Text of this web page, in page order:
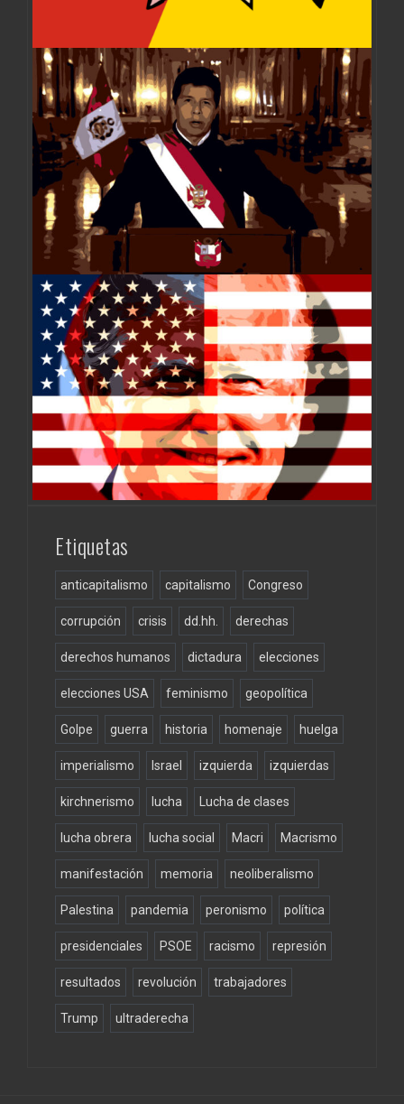
Etiquetas
anticapitalismo capitalismo Congreso
corrupción crisis dd.hh. derechas
derechos humanos dictadura elecciones
elecciones USA feminismo geopolítica
Golpe guerra historia homenaje huelga
imperialismo Israel izquierda izquierdas
kirchnerismo lucha Lucha de clases
lucha obrera lucha social Macri Macrismo
manifestación memoria neoliberalismo
Palestina pandemia peronismo política
presidenciales PSOE racismo represión
resultados revolución trabajadores
Trump ultraderecha